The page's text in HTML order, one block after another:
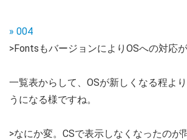
» 004
>FontsもバージョンによりOSへの対応が
一覧表からして、OSが新しくなる程よ
うになる様ですね。
>なにか変。CSで表示しなくなったのが